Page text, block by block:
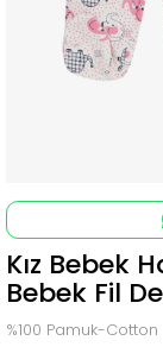
Kız Bebek
Bebek Fil
%100 Pamuk-Cotton